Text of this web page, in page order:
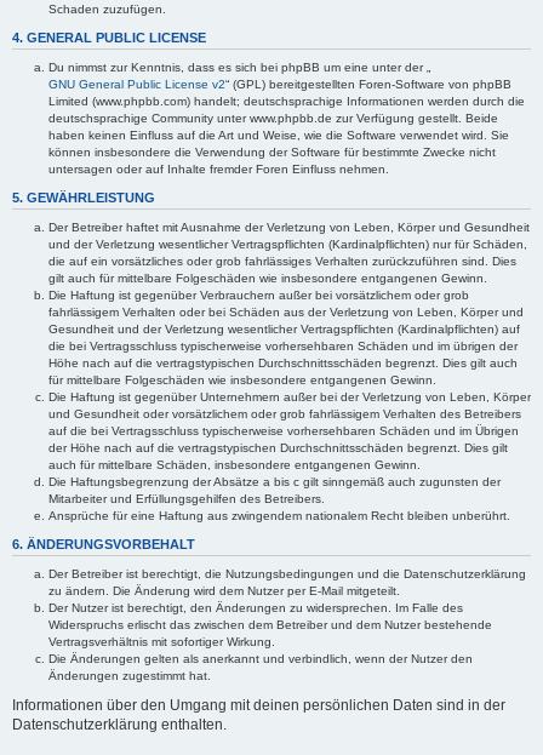
Schaden zuzufügen.
4. GENERAL PUBLIC LICENSE
Du nimmst zur Kenntnis, dass es sich bei phpBB um eine unter der „
GNU General Public License v2“ (GPL) bereitgestellten Foren-Software von phpBB
Limited (www.phpbb.com) handelt; deutschsprachige Informationen werden durch die
deutschsprachige Community unter www.phpbb.de zur Verfügung gestellt. Beide
haben keinen Einfluss auf die Art und Weise, wie die Software verwendet wird. Sie
können insbesondere die Verwendung der Software für bestimmte Zwecke nicht
untersagen oder auf Inhalte fremder Foren Einfluss nehmen.
5. GEWÄHRLEISTUNG
Der Betreiber haftet mit Ausnahme der Verletzung von Leben, Körper und Gesundheit
und der Verletzung wesentlicher Vertragspflichten (Kardinalpflichten) nur für Schäden,
die auf ein vorsätzliches oder grob fahrlässiges Verhalten zurückzuführen sind. Dies
gilt auch für mittelbare Folgeschäden wie insbesondere entgangenen Gewinn.
Die Haftung ist gegenüber Verbrauchern außer bei vorsätzlichem oder grob
fahrlässigem Verhalten oder bei Schäden aus der Verletzung von Leben, Körper und
Gesundheit und der Verletzung wesentlicher Vertragspflichten (Kardinalpflichten) auf
die bei Vertragsschluss typischerweise vorhersehbaren Schäden und im übrigen der
Höhe nach auf die vertragstypischen Durchschnittsschäden begrenzt. Dies gilt auch
für mittelbare Folgeschäden wie insbesondere entgangenen Gewinn.
Die Haftung ist gegenüber Unternehmern außer bei der Verletzung von Leben, Körper
und Gesundheit oder vorsätzlichem oder grob fahrlässigem Verhalten des Betreibers
auf die bei Vertragsschluss typischerweise vorhersehbaren Schäden und im Übrigen
der Höhe nach auf die vertragstypischen Durchschnittsschäden begrenzt. Dies gilt
auch für mittelbare Schäden, insbesondere entgangenen Gewinn.
Die Haftungsbegrenzung der Absätze a bis c gilt sinngemäß auch zugunsten der
Mitarbeiter und Erfüllungsgehilfen des Betreibers.
Ansprüche für eine Haftung aus zwingendem nationalem Recht bleiben unberührt.
6. ÄNDERUNGSVORBEHALT
Der Betreiber ist berechtigt, die Nutzungsbedingungen und die Datenschutzerklärung
zu ändern. Die Änderung wird dem Nutzer per E-Mail mitgeteilt.
Der Nutzer ist berechtigt, den Änderungen zu widersprechen. Im Falle des
Widerspruchs erlischt das zwischen dem Betreiber und dem Nutzer bestehende
Vertragsverhältnis mit sofortiger Wirkung.
Die Änderungen gelten als anerkannt und verbindlich, wenn der Nutzer den
Änderungen zugestimmt hat.
Informationen über den Umgang mit deinen persönlichen Daten sind in der
Datenschutzerklärung enthalten.